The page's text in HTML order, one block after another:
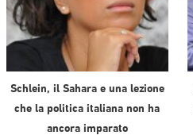
Schlein, il Sahara e una lezione
che la politica italiana non ha
ancora imparato